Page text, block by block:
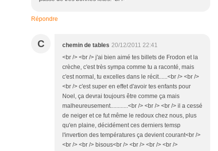
Répondre
C chemin de tables 20/12/2011 22:41
<br /> <br /> j'ai bien aimé tes billets de Frodon et la
crèche, c'est très sympa comme tu a raconté, mais
c'est normal, tu excelles dans le récit......<br /> <br />
<br /> c'est super en effet d'avoir tes enfants pour
Noel, ça devrai toujours être comme ça mais
malheureusement............<br /> <br /> <br /> il a cessé
de neiger et ce fut même le redoux chez nous, plus
qu'en plaine, décidément ces derniers temsp
l'invertion des températures ça devient courant<br />
<br /> <br /> bisous<br /> <br /> <br /> <br />